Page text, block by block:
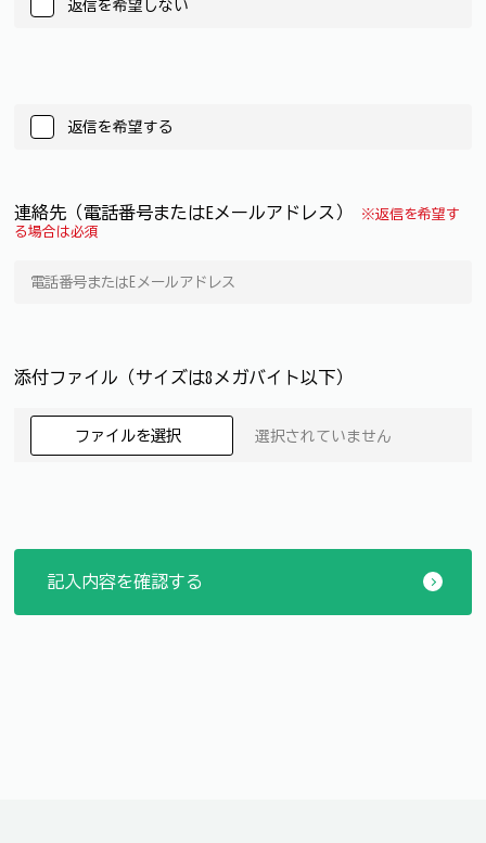
返信を希望しない
返信を希望する
連絡先（電話番号またはEメールアドレス）
※返信を希望す
る場合は必須
添付ファイル（サイズは8メガバイト以下）
ファイルを選択 選択されていません